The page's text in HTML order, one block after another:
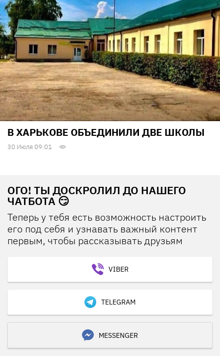
В ХАРЬКОВЕ ОБЪЕДИНИЛИ ДВЕ ШКОЛЫ
30 Июля 09:01
ОГО! ТЫ ДОСКРОЛИЛ ДО НАШЕГО
ЧАТБОТА 😏
Теперь у тебя есть возможность настроить
его под себя и узнавать важный контент
первым, чтобы рассказывать друзьям
VIBER
TELEGRAM
MESSENGER